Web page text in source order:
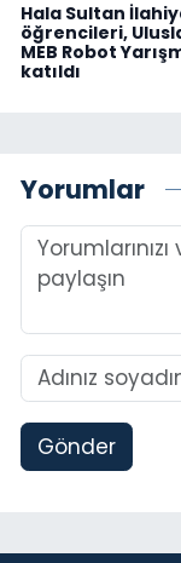
Hala Sultan
öğrencileri,
MEB Robot
katıldı
Yorumlar
Gönder